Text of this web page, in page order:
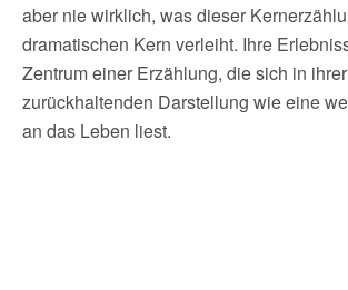
aber nie wirklich, was dieser
dramatischen Kern verleiht. Ihre
Zentrum einer Erzählung, die sich in
zurückhaltenden Darstellung wie eine
an das Leben liest.